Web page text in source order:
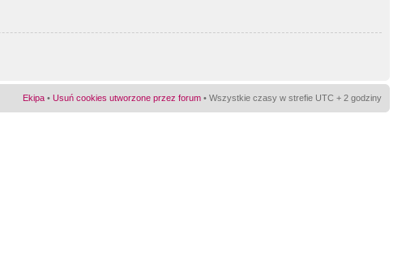
Ekipa • Usuń cookies utworzone przez forum • Wszystkie czasy w strefie UTC + 2 godziny